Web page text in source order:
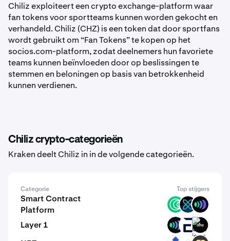
Chiliz exploiteert een crypto exchange-platform waar
fan tokens voor sportteams kunnen worden gekocht en
verhandeld. Chiliz (CHZ) is een token dat door sportfans
wordt gebruikt om “Fan Tokens” te kopen op het
socios.com-platform, zodat deelnemers hun favoriete
teams kunnen beïnvloeden door op beslissingen te
stemmen en beloningen op basis van betrokkenheid
kunnen verdienen.
Chiliz crypto-categorieën
Kraken deelt Chiliz in in de volgende categorieën.
Categorie Top stijgers
Smart Contract
Platform
ISLM XFI ULX
Layer 1 ULX EVR GINI